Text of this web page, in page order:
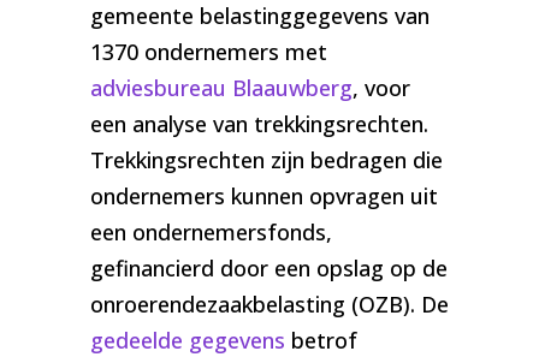
gemeente belastinggegevens van
1370 ondernemers met
adviesbureau Blaauwberg, voor
een analyse van trekkingsrechten.
Trekkingsrechten zijn bedragen die
ondernemers kunnen opvragen uit
een ondernemersfonds,
gefinancierd door een opslag op de
onroerendezaakbelasting (OZB). De
gedeelde gegevens betrof